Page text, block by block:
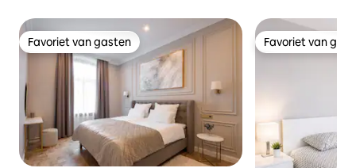
Favoriet van gasten
Favoriet van gasten Favoriet van
Favoriet van